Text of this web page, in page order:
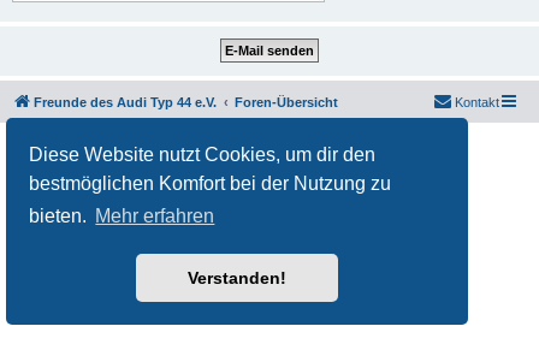
Diese Website nutzt Cookies, um dir den
bestmöglichen Komfort bei der Nutzung zu
bieten. Mehr erfahren
Verstanden!
Freunde des Audi Typ 44 e.V. Foren-Übersicht Kontakt
Powered by phpBB
® Forum Software © phpBB Limited
Deutsche Übersetzung durch
Datenschutz|Nutzungsbedingungen